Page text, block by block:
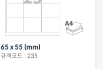
65 x 55 (mm)
규격코드 : 235